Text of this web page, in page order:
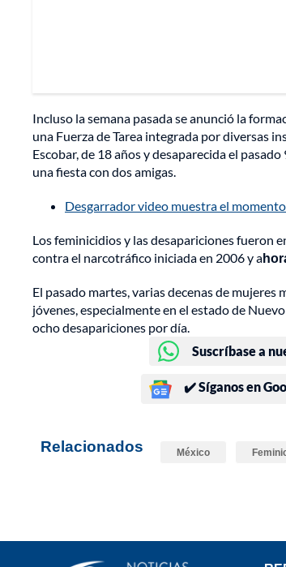
Incluso la semana pasada se anunció la
una Fuerza de Tarea integrada por diversas
Escobar, de 18 años y desaparecida el
una fiesta con dos amigas.
Desgarrador video muestra el
Los feminicidios y las desapariciones fueron
contra el narcotráfico iniciada en 2006 y a
El pasado martes, varias decenas de
jóvenes, especialmente en el estado de
ocho desapariciones por día.
Suscríbase a
✔️ Síganos en
Relacionados México